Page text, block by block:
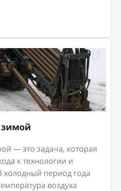
зимой
— это задача, которая
к технологии и
холодный период года
воздуха